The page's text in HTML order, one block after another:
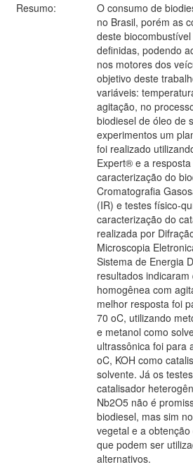
Resumo:
O consumo de
no Brasil, porém as
deste
definidas, podendo
nos motores dos
objetivo deste
variáveis:
agitação, no
biodiesel de óleo de
experimentos um
foi realizado
Expert® e a
caracterização do
Cromatografia
(IR) e testes físico-
caracterização do
realizada por
Microscopia
Sistema de Energia
resultados
homogênea com
melhor resposta foi
70 oC, utilizando
e metanol como
ultrassônica foi para
oC, KOH como
solvente. Já os
catalisador
Nb2O5 não é
biodiesel, mas sim
vegetal e a
que podem ser
alternativos.